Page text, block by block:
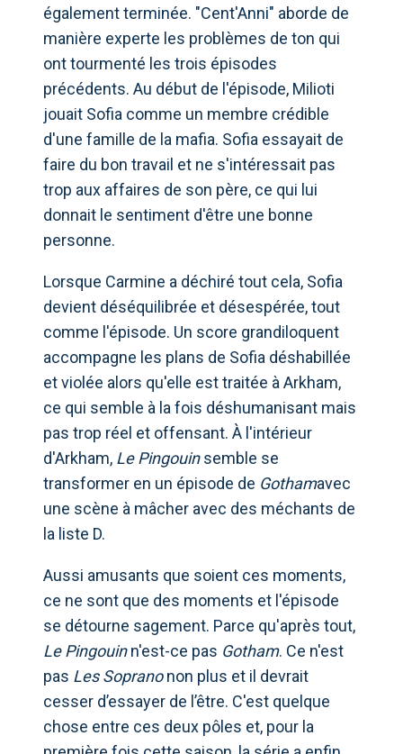
également terminée. "Cent'Anni" aborde de
manière experte les problèmes de ton qui
ont tourmenté les trois épisodes
précédents. Au début de l'épisode, Milioti
jouait Sofia comme un membre crédible
d'une famille de la mafia. Sofia essayait de
faire du bon travail et ne s'intéressait pas
trop aux affaires de son père, ce qui lui
donnait le sentiment d'être une bonne
personne.
Lorsque Carmine a déchiré tout cela, Sofia
devient déséquilibrée et désespérée, tout
comme l'épisode. Un score grandiloquent
accompagne les plans de Sofia déshabillée
et violée alors qu'elle est traitée à Arkham,
ce qui semble à la fois déshumanisant mais
pas trop réel et offensant. À l'intérieur
d'Arkham, Le Pingouinsemble se
transformer en un épisode de Gothamavec
une scène à mâcher avec des méchants de
la liste D.
Aussi amusants que soient ces moments,
ce ne sont que des moments et l'épisode
se détourne sagement. Parce qu'après tout,
Le Pingouinn'est-ce pas Gotham. Ce n'est
pas Les Sopranonon plus et il devrait
cesser d’essayer de l’être. C'est quelque
chose entre ces deux pôles et, pour la